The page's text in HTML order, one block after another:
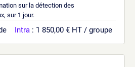
sur la détection des
sur 1 jour.
Intra : 1 850,00 € HT / groupe